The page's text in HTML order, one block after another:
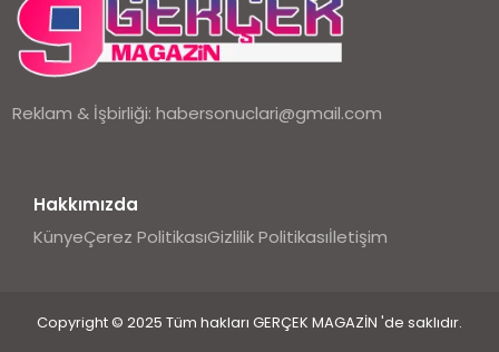
Reklam & İşbirliği:habersonuclari@gmail.com
Hakkımızda
KünyeÇerez PolitikasıGizlilik Politikasıİletişim
Copyright © 2025 Tüm hakları GERÇEK MAGAZİN 'de saklıdır.